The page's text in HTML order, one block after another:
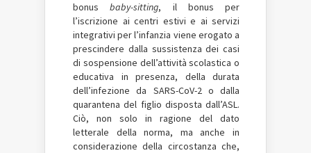
bonusbaby-sitting, il bonus per
l’iscrizione ai centri estivi e ai servizi
integrativi per l’infanzia viene erogato a
prescindere dalla sussistenza dei casi
di sospensione dell’attività scolastica o
educativa in presenza, della durata
dell’infezione da SARS-CoV-2 o dalla
quarantena del figlio disposta dall’ASL.
Ciò, non solo in ragione del dato
letterale della norma, ma anche in
considerazione della circostanza che,